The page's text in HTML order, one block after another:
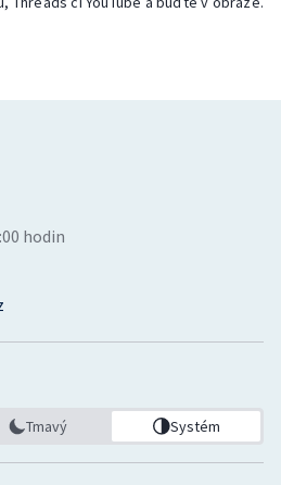
hodin
Tmavý Systém